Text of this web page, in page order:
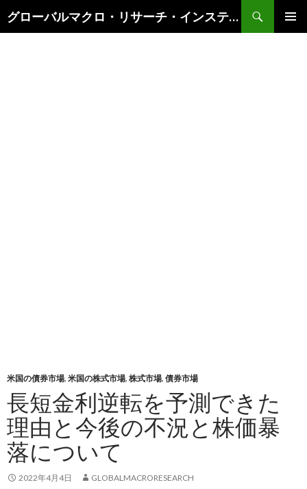
グローバルマクロ・リサーチ・インスティテュート
索
米国の債券市場, 米国の株式市場, 株式市場, 債券市場
長短金利逆転を予測できた
理由と今後の不況と株価暴
落について
2022年4月4日 GLOBALMACRORESEARCH